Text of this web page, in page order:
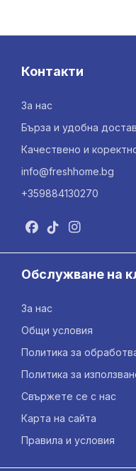
Контакти
За нас
Бърза и удобна
Качествено и
info@freshhome.bg
+359884130270
Обслужване на
За нас
Общи условия
Политика за
Политика за
Свържете се с нас
Карта на сайта
Правила и условия